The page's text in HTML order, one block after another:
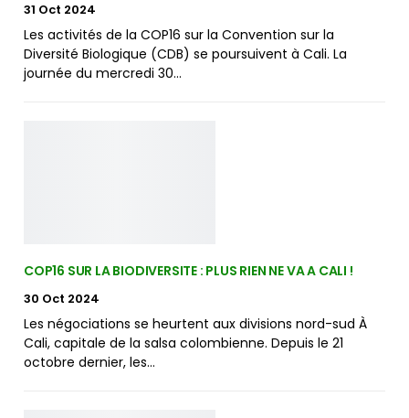
31 Oct 2024
Les activités de la COP16 sur la Convention sur la
Diversité Biologique (CDB) se poursuivent à Cali. La
journée du mercredi 30…
COP16 SUR LA BIODIVERSITE : PLUS RIEN NE VA A CALI !
30 Oct 2024
Les négociations se heurtent aux divisions nord-sud À
Cali, capitale de la salsa colombienne. Depuis le 21
octobre dernier, les…